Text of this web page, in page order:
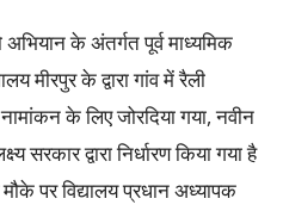
के अंतर्गत पूर्व माध्यमिक
मीरपुर के द्वारा गांव में रैली
के लिए जोरदिया गया, नवीन
सरकार द्वारा निर्धारण किया गया है
पर विद्यालय प्रधान अध्यापक